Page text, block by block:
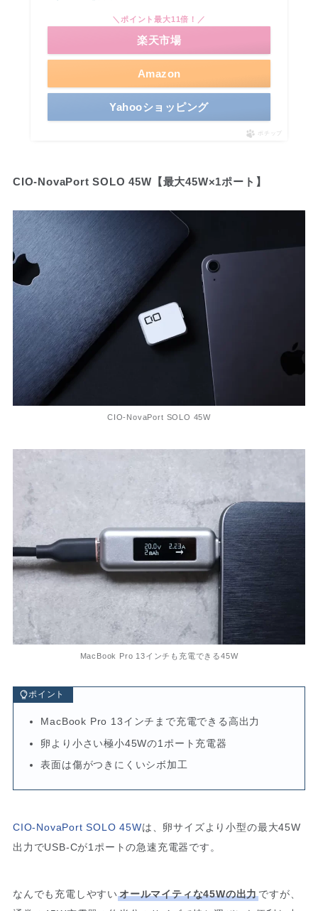
Amazon
＼ポイント最大11倍！／
楽天市場
Yahooショッピング
ポチップ
CIO-NovaPort SOLO 45W【最大45W×1ポート】
CIO-NovaPort SOLO 45W
MacBook Pro 13インチも充電できる45W
ポイント
MacBook Pro 13インチまで充電できる高出力
卵より小さい極小45Wの1ポート充電器
表面は傷がつきにくいシボ加工
CIO-NovaPort SOLO 45Wは、卵サイズより小型の最大45W
出力でUSB-Cが1ポートの急速充電器です。
なんでも充電しやすいオールマイティな45Wの出力ですが、